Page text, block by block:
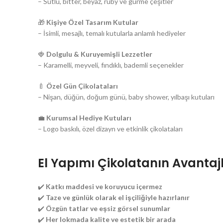
🎁 Kişiye Özel Tasarım Kutular
– İsimli, mesajlı, temalı kutularla anlamlı hediyeler
🍓 Dolgulu & Kuruyemişli Lezzetler
– Karamelli, meyveli, fındıklı, bademli seçenekler
🍼 Özel Gün Çikolataları
– Nişan, düğün, doğum günü, baby shower, yılbaşı kutuları
💼 Kurumsal Hediye Kutuları
– Logo baskılı, özel dizayn ve etkinlik çikolataları
El Yapımı Çikolatanın
✔️ Katkı maddesi ve koruyucu içermez
✔️ Taze ve günlük olarak el işçiliğiyle hazırlanır
✔️ Özgün tatlar ve eşsiz görsel sunumlar
✔️ Her lokmada kalite ve estetik bir arada